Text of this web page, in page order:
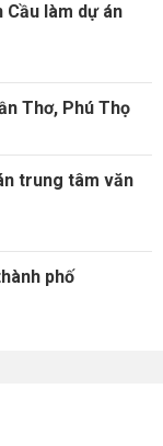
làm dự án
Thơ, Phú Thọ
trung tâm văn
phố